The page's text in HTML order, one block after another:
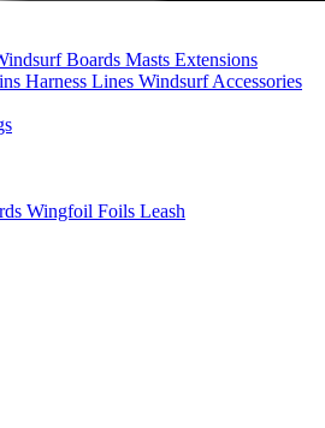
Boards Masts Extensions
Harness Lines Windsurf Accessories
Wingfoil Foils Leash